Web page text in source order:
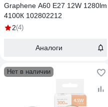
Graphene A60 E27 12W 1280lm
4100К 102802212
2(4)
Аналоги
Нет в наличии